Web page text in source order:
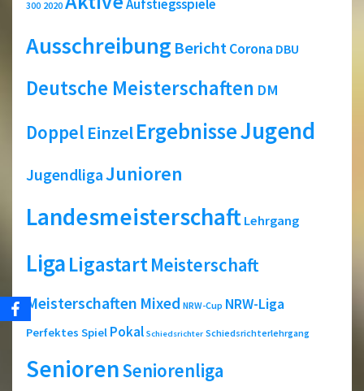
300 2020 Aufstiegsspiele
Ausschreibung BerichtCorona DBU
Deutsche Meisterschaften DM
Doppel EinzelErgebnisseJugend
JugendligaJunioren
Landesmeisterschaft Lehrgang
LigaLigastartMeisterschaft
Meisterschaften Mixed NRW-Cup NRW-Liga
Perfektes Spiel Pokal Schiedsrichter Schiedsrichterlehrgang
SeniorenSeniorenliga